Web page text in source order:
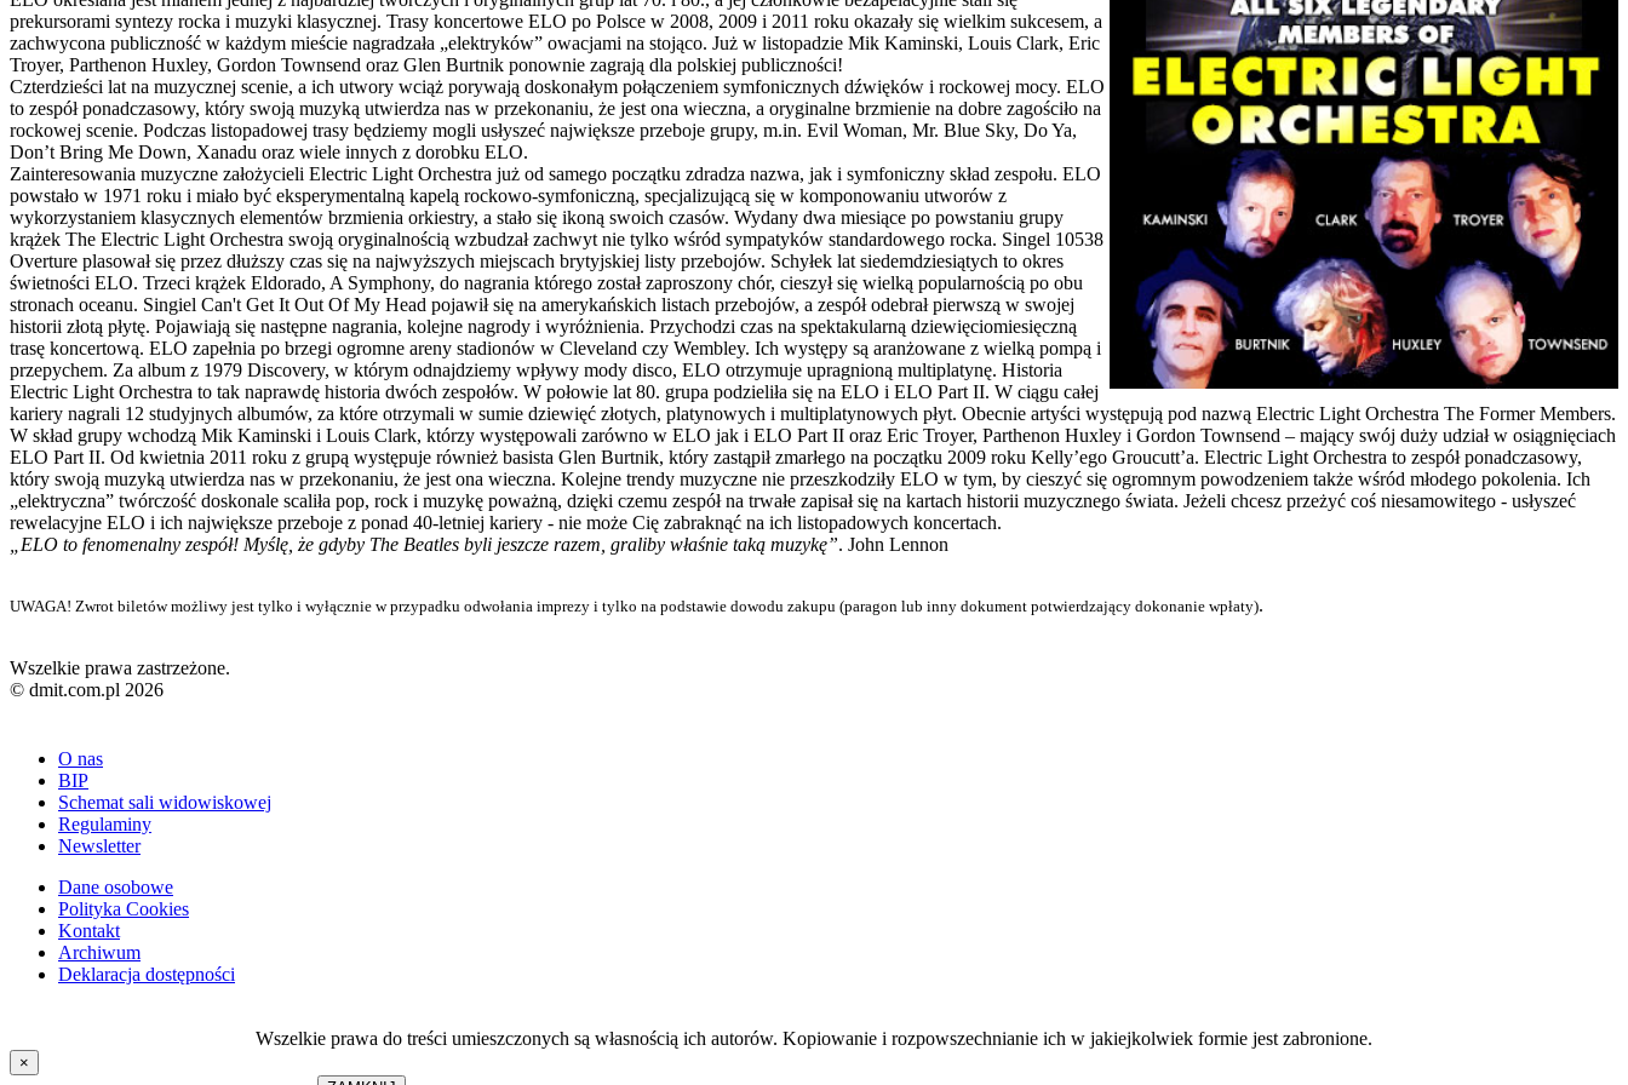
prekursorami syntezy rocka i muzyki klasycznej. Trasy koncertowe ELO po Polsce w 2008, 2009 i 2011 roku okazały się wielkim sukcesem, a
zachwycona publiczność w każdym mieście nagradzała „elektryków” owacjami na stojąco. Już w listopadzie Mik Kaminski, Louis Clark, Eric
Troyer, Parthenon Huxley, Gordon Townsend oraz Glen Burtnik ponownie zagrają dla polskiej publiczności!
Czterdzieści lat na muzycznej scenie, a ich utwory wciąż porywają doskonałym połączeniem symfonicznych dźwięków i rockowej mocy. ELO
to zespół ponadczasowy, który swoją muzyką utwierdza nas w przekonaniu, że jest ona wieczna, a oryginalne brzmienie na dobre zagościło na
rockowej scenie. Podczas listopadowej trasy będziemy mogli usłyszeć największe przeboje grupy, m.in. Evil Woman, Mr. Blue Sky, Do Ya,
Don’t Bring Me Down, Xanadu oraz wiele innych z dorobku ELO.
Zainteresowania muzyczne założycieli Electric Light Orchestra już od samego początku zdradza nazwa, jak i symfoniczny skład zespołu. ELO
powstało w 1971 roku i miało być eksperymentalną kapelą rockowo-symfoniczną, specjalizującą się w komponowaniu utworów z
wykorzystaniem klasycznych elementów brzmienia orkiestry, a stało się ikoną swoich czasów. Wydany dwa miesiące po powstaniu grupy
krążek The Electric Light Orchestra swoją oryginalnością wzbudzał zachwyt nie tylko wśród sympatyków standardowego rocka. Singel 10538
Overture plasował się przez dłuższy czas się na najwyższych miejscach brytyjskiej listy przebojów. Schyłek lat siedemdziesiątych to okres
świetności ELO. Trzeci krążek Eldorado, A Symphony, do nagrania którego został zaproszony chór, cieszył się wielką popularnością po obu
stronach oceanu. Singiel Can't Get It Out Of My Head pojawił się na amerykańskich listach przebojów, a zespół odebrał pierwszą w swojej
historii złotą płytę. Pojawiają się następne nagrania, kolejne nagrody i wyróżnienia. Przychodzi czas na spektakularną dziewięciomiesięczną
trasę koncertową. ELO zapełnia po brzegi ogromne areny stadionów w Cleveland czy Wembley. Ich występy są aranżowane z wielką pompą i
przepychem. Za album z 1979 Discovery, w którym odnajdziemy wpływy mody disco, ELO otrzymuje upragnioną multiplatynę. Historia
Electric Light Orchestra to tak naprawdę historia dwóch zespołów. W połowie lat 80. grupa podzieliła się na ELO i ELO Part II. W ciągu całej
kariery nagrali 12 studyjnych albumów, za które otrzymali w sumie dziewięć złotych, platynowych i multiplatynowych płyt. Obecnie artyści występują pod nazwą Electric Light Orchestra The Former Members.
W skład grupy wchodzą Mik Kaminski i Louis Clark, którzy występowali zarówno w ELO jak i ELO Part II oraz Eric Troyer, Parthenon Huxley i Gordon Townsend – mający swój duży udział w osiągnięciach
ELO Part II. Od kwietnia 2011 roku z grupą występuje również basista Glen Burtnik, który zastąpił zmarłego na początku 2009 roku Kelly’ego Groucutt’a. Electric Light Orchestra to zespół ponadczasowy,
który swoją muzyką utwierdza nas w przekonaniu, że jest ona wieczna. Kolejne trendy muzyczne nie przeszkodziły ELO w tym, by cieszyć się ogromnym powodzeniem także wśród młodego pokolenia. Ich
„elektryczna” twórczość doskonale scaliła pop, rock i muzykę poważną, dzięki czemu zespół na trwałe zapisał się na kartach historii muzycznego świata. Jeżeli chcesz przeżyć coś niesamowitego - usłyszeć
rewelacyjne ELO i ich największe przeboje z ponad 40-letniej kariery - nie może Cię zabraknąć na ich listopadowych koncertach.
„ELO to fenomenalny zespół! Myślę, że gdyby The Beatles byli jeszcze razem, graliby właśnie taką muzykę”. John Lennon
UWAGA! Zwrot biletów możliwy jest tylko i wyłącznie w przypadku odwołania imprezy i tylko na podstawie dowodu zakupu (paragon lub inny dokument potwierdzający dokonanie wpłaty).
Wszelkie prawa zastrzeżone.
© dmit.com.pl 2026
O nas
BIP
Schemat sali widowiskowej
Regulaminy
Newsletter
Dane osobowe
Polityka Cookies
Kontakt
Archiwum
Deklaracja dostępności
Wszelkie prawa do treści umieszczonych są własnością ich autorów. Kopiowanie i rozpowszechnianie ich w jakiejkolwiek formie jest zabronione.
×